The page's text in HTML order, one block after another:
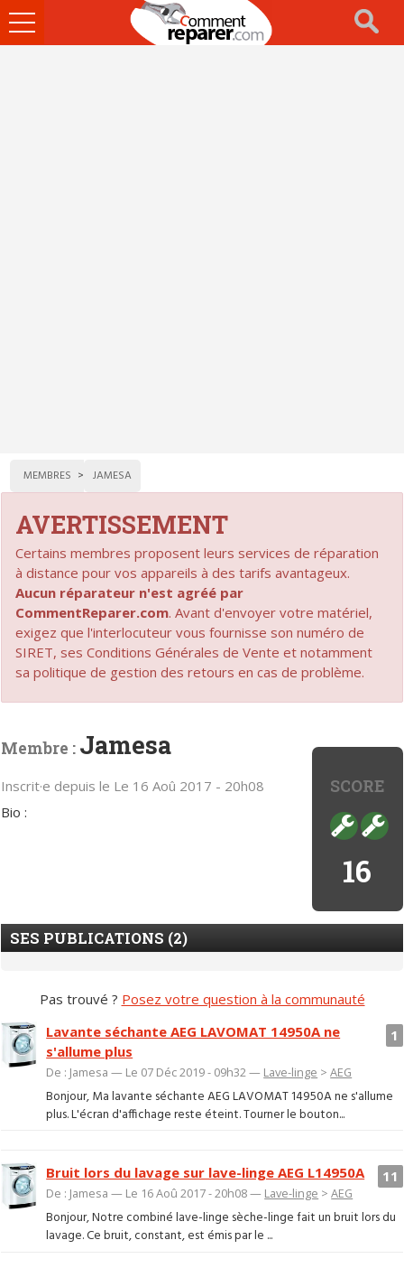
Ouvrir
le
MEMBRES JAMESA
AVERTISSEMENT
Certains membres proposent leurs services de réparation
à distance pour vos appareils à des tarifs avantageux.
Aucun réparateur n'est agréé par
CommentReparer.com. Avant d'envoyer votre matériel,
exigez que l'interlocuteur vous fournisse son numéro de
SIRET, ses Conditions Générales de Vente et notamment
sa politique de gestion des retours en cas de problème.
SCORE
16
Membre : Jamesa
Inscrit·e depuis le Le 16 Aoû 2017 - 20h08
Bio :
SES PUBLICATIONS (2)
Pas trouvé ? Posez votre question à la communauté
1
Lavante séchante AEG LAVOMAT 14950A ne
s'allume plus
De : Jamesa — Le 07 Déc 2019 - 09h32 — Lave-linge >AEG
Bonjour, Ma lavante séchante AEG LAVOMAT 14950A ne s'allume
plus. L'écran d'affichage reste éteint. Tourner le bouton...
11
Bruit lors du lavage sur lave-linge AEG L14950A
De : Jamesa — Le 16 Aoû 2017 - 20h08 — Lave-linge >AEG
Bonjour, Notre combiné lave-linge sèche-linge fait un bruit lors du
lavage. Ce bruit, constant, est émis par le ...